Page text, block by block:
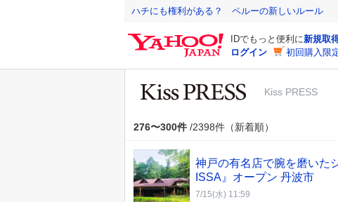
ハチにも権利がある？ ペルーの新しいルール
IDでもっと便利に新規取
ログイン
初回購入限
Kiss PRESS
276〜300件 /2398件（新着順）
神戸の有名店で腕を磨いた
ISSA』オープン 丹波市
7/15(水) 11:59